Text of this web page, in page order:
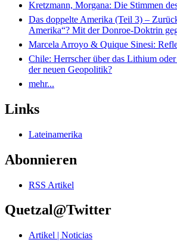
Kretzmann, Morgana: Die Stimmen
Das doppelte Amerika (Teil 3) –
Amerika“? Mit der Donroe-Doktrin
Marcela Arroyo & Quique Sinesi:
Chile: Herrscher über das Lithium
der neuen Geopolitik?
mehr...
Links
Lateinamerika
Abonnieren
RSS Artikel
Quetzal@Twitter
Artikel | Noticias